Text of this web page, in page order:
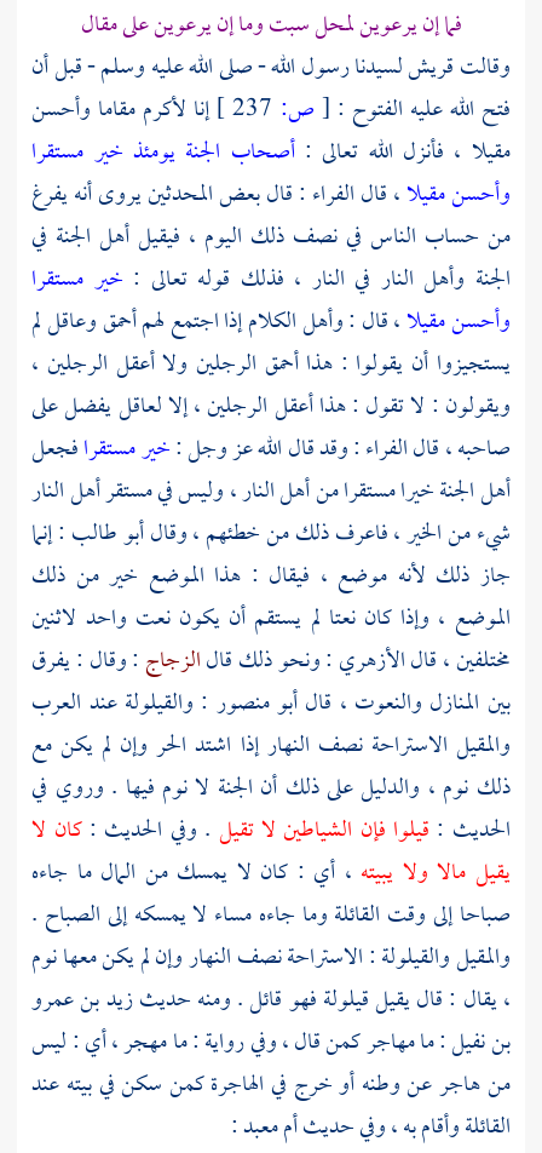
فما إن يرعوين لمحل سبت وما إن يرعوين على مقال
وقالتقريشلسيدنا رسول الله - صلى الله عليه وسلم - قبل أن
فتح الله عليه الفتوح : [ص:
إنا لأكرم مقاما وأحسن
مقيلا ، فأنزل الله تعالى :أصحاب الجنة يومئذ خير مستقرا
وأحسن مقيلا، قالالفراء : قال بعض المحدثين يروى أنه يفرغ
من حساب الناس في نصف ذلك اليوم ، فيقيلأهل الجنة في
الجنة وأهل النار في النار ، فذلك قوله تعالى : خير مستقرا
وأحسن مقيلا، قال : وأهل الكلام إذا اجتمع لهم أحمق وعاقل لم
يستجيزوا أن يقولوا : هذا أحمق الرجلين ولا أعقل الرجلين ،
ويقولون : لا تقول : هذا أعقل الرجلين ، إلا لعاقل يفضل على
صاحبه ، قالالفراء: وقد قال الله عز وجل :خير مستقرافجعل
أهل الجنة خيرا مستقرا من أهل النار ، وليس في مستقر أهل النار
شيء من الخير ، فاعرف ذلك من خطئهم ، وقالأبو طالب : إنما
جاز ذلك لأنه موضع ، فيقال : هذا الموضع خير من ذلك
الموضع ، وإذا كان نعتا لم يستقم أن يكون نعت واحد لاثنين
مختلفين ، قالالأزهري : ونحو ذلك قالالزجاج : وقال : يفرق
بين المنازل والنعوت ، قالأبو منصور : والقيلولة عند العرب
والمقيل الاستراحة نصف النهار إذا اشتد الحر وإن لم يكن مع
ذلك نوم ، والدليل على ذلك أن الجنة لا نوم فيها . وروي في
الحديث : قيلوا فإن الشياطين لا تقيل . وفي الحديث :كان لا
يقيل مالا ولا يبيته ، أي : كان لا يمسك من المال ما جاءه
صباحا إلى وقت القائلة وما جاءه مساء لا يمسكه إلى الصباح .
والمقيل والقيلولة : الاستراحة نصف النهار وإن لم يكن معها نوم
، يقال : قال يقيل قيلولة فهو قائل . ومنه حديثزيد بن عمرو
بن نفيل: ما مهاجر كمن قال ، وفي رواية : ما مهجر ، أي : ليس
من هاجر عن وطنه أو خرج في الهاجرة كمن سكن في بيته عند
القائلة وأقام به ، وفي حديثأم معبد: